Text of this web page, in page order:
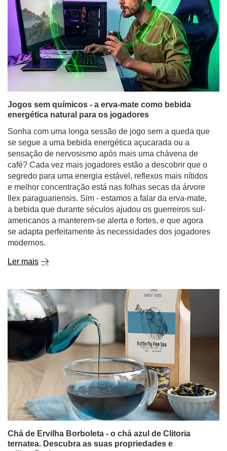
Jogos sem químicos - a erva-mate como bebida
energética natural para os jogadores
Sonha com uma longa sessão de jogo sem a queda que
se segue a uma bebida energética açucarada ou a
sensação de nervosismo após mais uma chávena de
café? Cada vez mais jogadores estão a descobrir que o
segredo para uma energia estável, reflexos mais nítidos
e melhor concentração está nas folhas secas da árvore
Ilex paraguariensis. Sim - estamos a falar da erva-mate,
a bebida que durante séculos ajudou os guerreiros sul-
americanos a manterem-se alerta e fortes, e que agora
se adapta perfeitamente às necessidades dos jogadores
modernos.
Ler mais
Chá de Ervilha Borboleta - o chá azul de Clitoria
ternatea. Descubra as suas propriedades e
utilizações!
Será que o chá ainda nos pode surpreender? Afinal,
pode! O chá de ervilha borboleta, também conhecido
como chá de Clitoria ternatea, é uma infusão que